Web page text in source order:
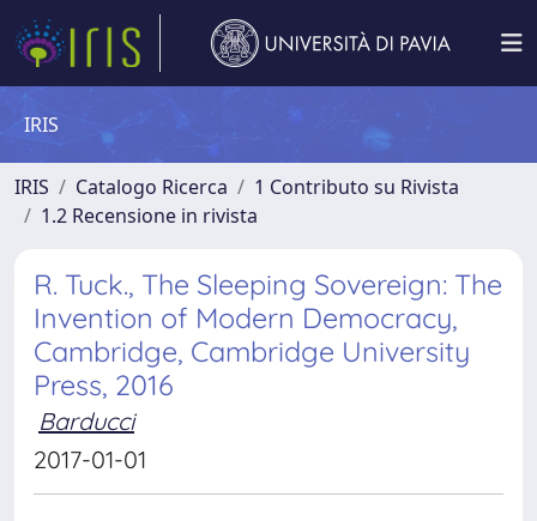
IRIS
IRIS Catalogo Ricerca
1 Contributo su Rivista
1.2 Recensione in rivista
R. Tuck., The Sleeping Sovereign: The
Invention of Modern Democracy,
Cambridge, Cambridge University
Press, 2016
Barducci
2017-01-01